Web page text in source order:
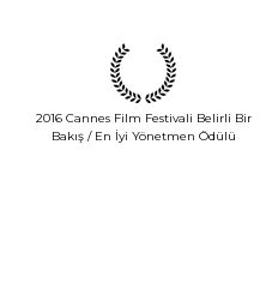
2016 Cannes Film Festivali Belirli Bir
Bakış / En İyi Yönetmen Ödülü